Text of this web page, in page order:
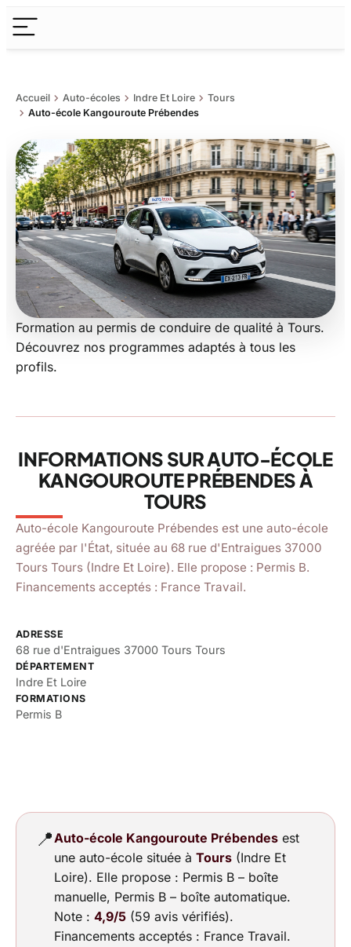
Accueil chevron_right Auto-écoles chevron_right Indre Et Loire chevron_right Tours
chevron_right Auto-école Kangouroute Prébendes
Auto-école Kangouroute
Prébendes
4,9starstarstarstarstar(59 avis)
Formation au permis de conduire de qualité à Tours.
Découvrez nos programmes adaptés à tous les
profils.
INFORMATIONS SUR AUTO-ÉCOLE
KANGOUROUTE PRÉBENDES À
TOURS
Auto-école Kangouroute Prébendes est une auto-école
agréée par l'État, située au 68 rue d'Entraigues 37000
Tours Tours (Indre Et Loire). Elle propose : Permis B.
Financements acceptés : France Travail.
ADRESSE
68 rue d'Entraigues 37000 Tours Tours
DÉPARTEMENT
Indre Et Loire
FORMATIONS
Permis B
📍Auto-école Kangouroute Prébendes est
une auto-école située à Tours (Indre Et
Loire). Elle propose : Permis B – boîte
manuelle, Permis B – boîte automatique.
Note : 4,9/5 (59 avis vérifiés).
Financements acceptés : France Travail.